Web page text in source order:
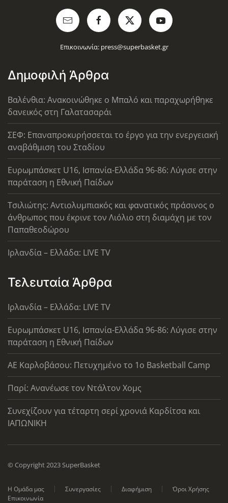
Επικοινωνία: press@superbasket.gr
Δημοφιλή Άρθρα
Βαλένθια: Ανακοινώθηκε ο Μπαλό και παραχωρήθηκε
δανεικός στη Γαλατασαράι
ΣΕΦ: Επαναπροκυρήσσεται το έργο για την ενεργειακή
αναβάθμιση του Σταδίου
Ευρωμπάσκετ U16, Ισπανία-Ελλάδα 96-86: Λύγισε στην
παράταση η Εθνική Παίδων
Τσιλιώτης: Αντιολυμπιακός και φανατικός πράσινος ο
άνθρωπος που έκρινε τον Λιόλιο στη διαμάχη με τον
Παπαθεοδώρου
Ιρλανδία – Ελλάδα: LIVE TV
Τελευταία Άρθρα
Ιρλανδία – Ελλάδα: LIVE TV
Ευρωμπάσκετ U16, Ισπανία-Ελλάδα 96-86: Λύγισε στην
παράταση η Εθνική Παίδων
ΑΕ Καρλοβάσου: Πετυχημένο το 1ο Basketball Camp
Παρί: Ανανέωσε τον Ντάλτον Χομς
Συνεχίζουν για τέταρτη σερί χρονιά Καρδίτσα και
ΙΑΠΩΝΙΚΗ
© Copyright 2023 SuperBasket
Η Ομάδα μας Συνεργασίες Διαφήμιση
Όροι Χρήσης
Επικοινωνία